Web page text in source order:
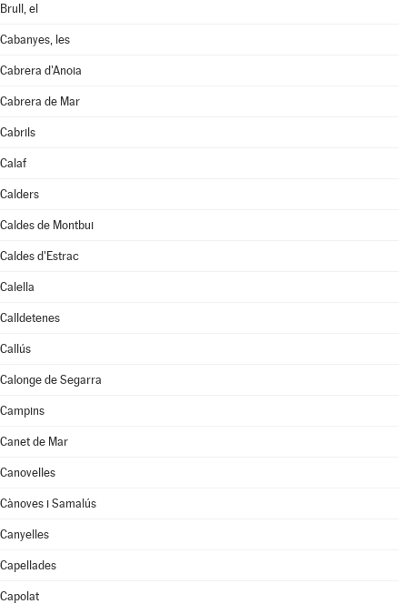
Brull, el
Cabanyes, les
Cabrera d'Anoia
Cabrera de Mar
Cabrils
Calaf
Calders
Caldes de Montbui
Caldes d'Estrac
Calella
Calldetenes
Callús
Calonge de Segarra
Campins
Canet de Mar
Canovelles
Cànoves i Samalús
Canyelles
Capellades
Capolat